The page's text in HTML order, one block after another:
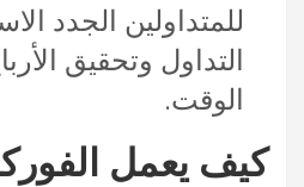
للمتداولين الجدد
التداول وتحقيق
الوقت.
كيف يعمل